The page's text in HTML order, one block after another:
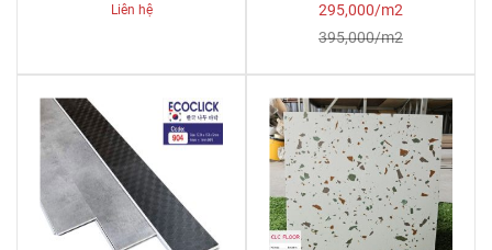
Liên hệ
295,000/m2
395,000/m2